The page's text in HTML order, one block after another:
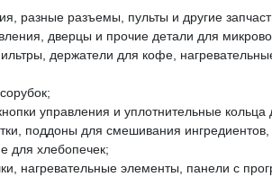
разные разъемы, пульты и другие
дверцы и прочие детали для
держатели для кофе,
управления и уплотнительные
поддоны для смешивания ингредиентов,
для хлебопечек;
нагревательные элементы, панели с